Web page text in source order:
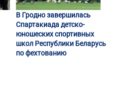
В Гродно завершилась
Спартакиада детско-
юношеских спортивных
школ Республики Беларусь
по фехтованию